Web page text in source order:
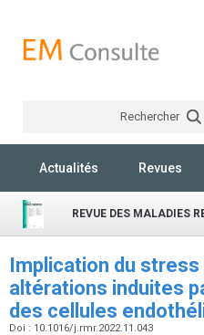
Rechercher
Actualités Revues
REVUE DES MALADIES
Implication du
altérations induites
des cellules
Doi : 10.1016/j.rmr.2022.11.043